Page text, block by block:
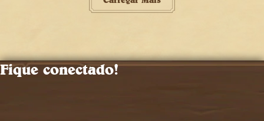
Fique conectado!